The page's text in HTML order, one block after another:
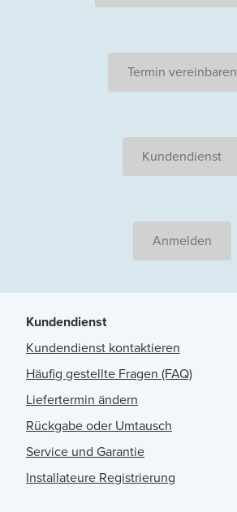
Termin vereinbaren
Kundendienst
Anmelden
Kundendienst
Kundendienst kontaktieren
Häufig gestellte Fragen (FAQ)
Liefertermin ändern
Rückgabe oder Umtausch
Service und Garantie
Installateure Registrierung